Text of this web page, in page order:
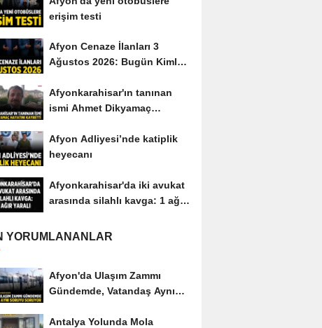
erişim testi
Afyon Cenaze İlanları 3
Ağustos 2026: Bugün Kimler
Afyonkarahisar'ın tanınan
ismi Ahmet Dikyamaç
Afyon Adliyesi’nde katiplik
heyecanı
Afyonkarahisar'da iki avukat
arasında silahlı kavga: 1 ağır
YORUMLANANLAR
Afyon'da Ulaşım Zammı
Gündemde, Vatandaş Aynı
Antalya Yolunda Mola